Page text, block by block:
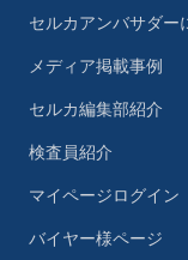
セルカアンバサダー
メディア掲載事例
セルカ編集部紹介
検査員紹介
マイページログイン
バイヤー様ページ